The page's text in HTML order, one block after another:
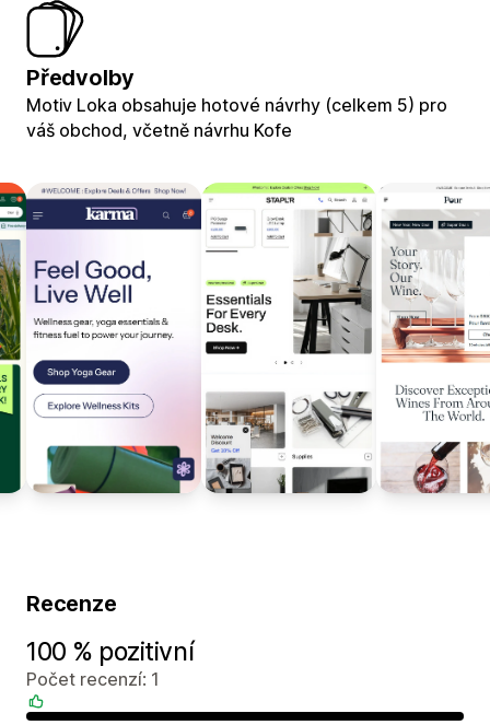
Předvolby
Motiv Loka obsahuje hotové návrhy (celkem 5) pro
váš obchod, včetně návrhu Kofe
Recenze
100 % pozitivní
Počet recenzí: 1